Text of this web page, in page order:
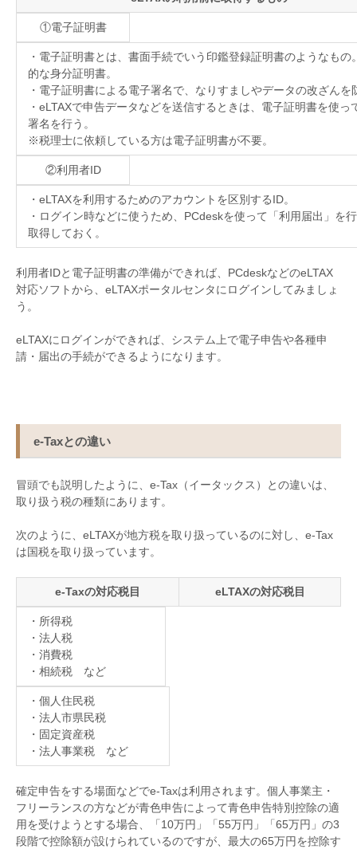
①電子証明書
・電子証明書とは、書面手続でいう印鑑登録証明書のようなもの
的な身分証明書。
・電子証明書による電子署名で、なりすましやデータの改ざんを
・ eLTAXで申告データなどを送信するときは、電子証明書を使っ
署名を行う。
※税理士に依頼している方は電子証明書が不要。
②利用者ID
・ eLTAXを利用するためのアカウントを区別するID。
・ログイン時などに使うため、 PCdeskを使って「利用届出」を
取得しておく。
利用者IDと電子証明書の準備ができれば、 PCdeskなどのeLTAX
対応ソフトから、 eLTAXポータルセンタにログインしてみましょ
う。
eLTAXにログインができれば、システム上で電子申告や各種申
請・届出の手続ができるようになります。
e-Taxとの違い
冒頭でも説明したように、 e-Tax （イータックス）との違いは、
取り扱う税の種類にあります。
次のように、 eLTAXが地方税を取り扱っているのに対し、 e-Tax
は国税を取り扱っています。
e-Taxの対応税目 eLTAXの対応税目
・所得税
・法人税
・消費税
・相続税 など
・個人住民税
・法人市県民税
・固定資産税
・法人事業税 など
確定申告をする場面などでe-Taxは利用されます。個人事業主・
フリーランスの方などが青色申告によって青色申告特別控除の適
用を受けようとする場合、「 10万円」「 55万円」「 65万円」の3
段階で控除額が設けられているのですが、最大の65万円を控除す